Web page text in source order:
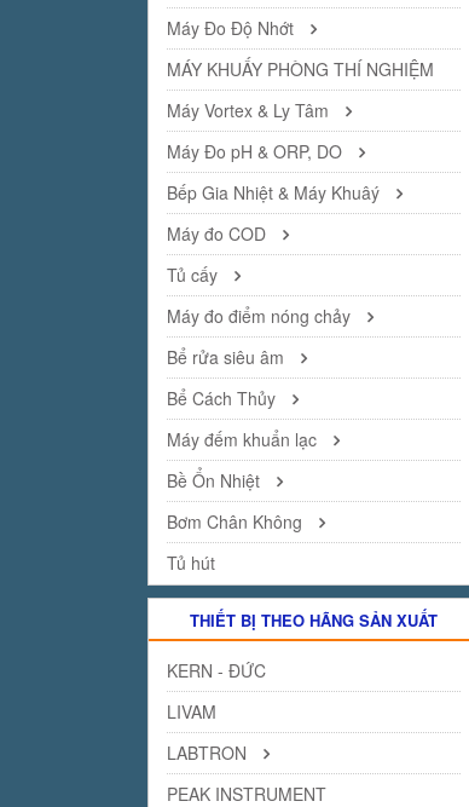
Máy Đo Độ Nhớt
MÁY KHUẤY PHÒNG THÍ NGHIỆM
Máy Vortex & Ly Tâm
Máy Đo pH & ORP, DO
Bếp Gia Nhiệt & Máy Khuâý
Máy đo COD
Tủ cấy
Máy đo điểm nóng chảy
Bể rửa siêu âm
Bể Cách Thủy
Máy đếm khuẩn lạc
Bề Ổn Nhiệt
Bơm Chân Không
Tủ hút
THIẾT BỊ THEO HÃNG SẢN XUẤT
KERN - ĐỨC
LIVAM
LABTRON
PEAK INSTRUMENT